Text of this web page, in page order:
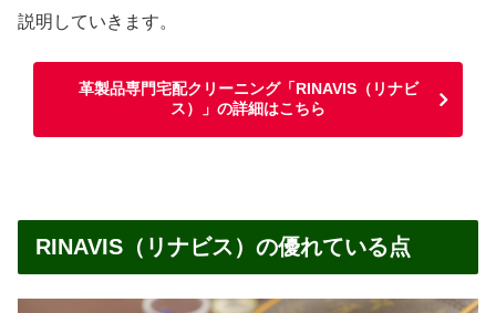
説明していきます。
革製品専門宅配クリーニング「RINAVIS（リナビ
ス）」の詳細はこちら
RINAVIS（リナビス）の優れている点